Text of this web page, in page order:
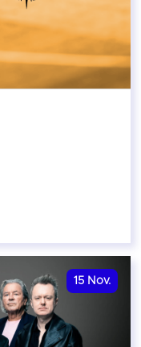
15 Nov.